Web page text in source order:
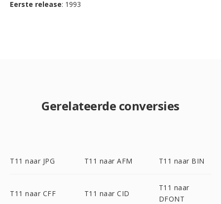
Eerste release: 1993
Gerelateerde conversies
T11 naar JPG T11 naar AFM T11 naar BIN
T11 naar CFF T11 naar CID
T11 naar
DFONT